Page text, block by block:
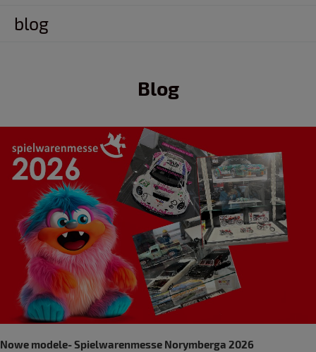
blog
Blog
Nowe modele- Spielwarenmesse Norymberga 2026